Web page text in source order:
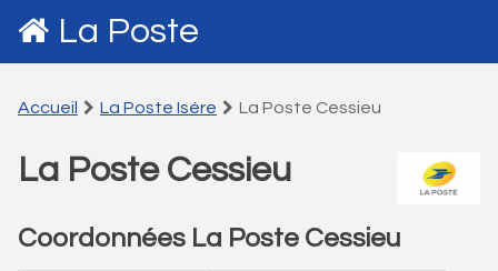
La Poste
Accueil La Poste Isére La Poste Cessieu
La Poste Cessieu
Coordonnées La Poste Cessieu